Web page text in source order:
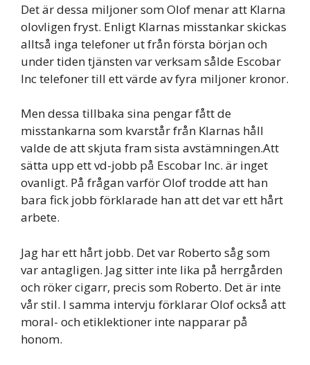
Det är dessa miljoner som Olof menar att Klarna
olovligen fryst. Enligt Klarnas misstankar skickas
alltså inga telefoner ut från första början och
under tiden tjänsten var verksam sålde Escobar
Inc telefoner till ett värde av fyra miljoner kronor.
Men dessa tillbaka sina pengar fått de
misstankarna som kvarstår från Klarnas håll
valde de att skjuta fram sista avstämningen.Att
sätta upp ett vd-jobb på Escobar Inc. är inget
ovanligt. På frågan varför Olof trodde att han
bara fick jobb förklarade han att det var ett hårt
arbete.
Jag har ett hårt jobb. Det var Roberto såg som
var antagligen. Jag sitter inte lika på herrgården
och röker cigarr, precis som Roberto. Det är inte
vår stil. I samma intervju förklarar Olof också att
moral- och etiklektioner inte napparar på
honom.